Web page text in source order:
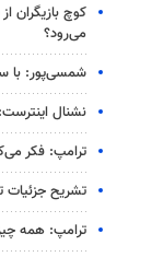
کوچ
می‌رود؟
شمسی‌پور: با
نشنال
ترامپ: فکر
تشریح جزئیات تصادف ۱۲
ترامپ: همه